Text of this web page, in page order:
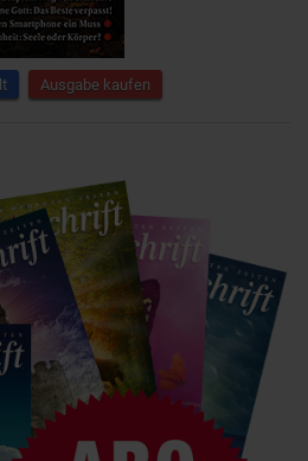
Ausgabe kaufen